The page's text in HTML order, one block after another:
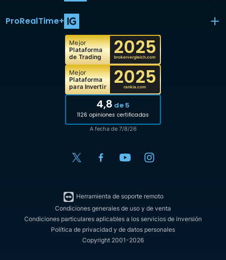
ProRealTime+
Mejor
Plataforma
de Trading
2025
brokervergleich.com
Mejor
Plataforma
para Invertir
2025
rankia.com
4,8 de 5
1126 opiniones certificadas
A fecha de 7/8/26
Herramienta de soporte remoto
Condiciones generales de uso y de venta
Condiciones particulares aplicables a los servicios de inversión
Política de privacidad y de datos personales
Copyright 2001-2026